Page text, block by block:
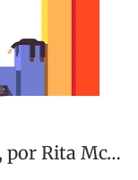
por Rita Mc…